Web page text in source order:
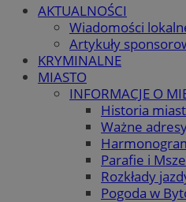
AKTUALNOŚCI
Wiadomości
Artykuły
KRYMINALNE
MIASTO
INFORMACJE O
Historia
Ważne
Parafie i
Rozkłady
Pogoda w